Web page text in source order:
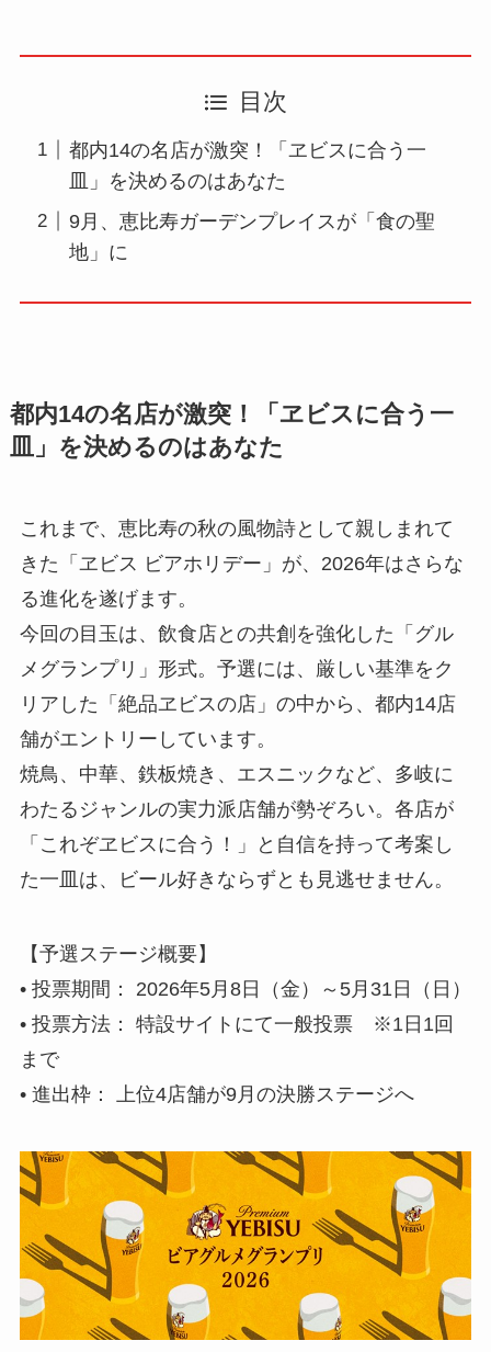
目次
都内14の名店が激突！「ヱビスに合う一
皿」を決めるのはあなた
9月、恵比寿ガーデンプレイスが「食の聖
地」に
都内14の名店が激突！「ヱビスに合う一
皿」を決めるのはあなた
これまで、恵比寿の秋の風物詩として親しまれて
きた「ヱビス ビアホリデー」が、2026年はさらな
る進化を遂げます。
今回の目玉は、飲食店との共創を強化した「グル
メグランプリ」形式。予選には、厳しい基準をク
リアした「絶品ヱビスの店」の中から、都内14店
舗がエントリーしています。
焼鳥、中華、鉄板焼き、エスニックなど、多岐に
わたるジャンルの実力派店舗が勢ぞろい。各店が
「これぞヱビスに合う！」と自信を持って考案し
た一皿は、ビール好きならずとも見逃せません。
【予選ステージ概要】
• 投票期間： 2026年5月8日（金）～5月31日（日）
• 投票方法： 特設サイトにて一般投票 ※1日1回
まで
• 進出枠： 上位4店舗が9月の決勝ステージへ